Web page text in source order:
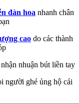
đàn hoa nhanh chân
cao do các thành
nhận nhuận bút liền tay
người ghé ủng hộ cái